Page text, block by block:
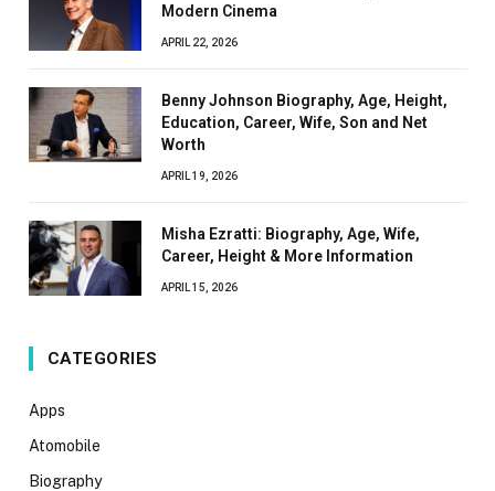
Modern Cinema
APRIL 22, 2026
Benny Johnson Biography, Age, Height,
Education, Career, Wife, Son and Net
Worth
APRIL 19, 2026
Misha Ezratti: Biography, Age, Wife,
Career, Height & More Information
APRIL 15, 2026
CATEGORIES
Apps
Atomobile
Biography